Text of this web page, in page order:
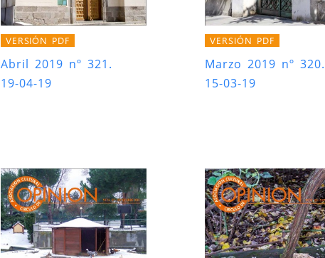
VERSIÓN PDF
Abril 2019 nº 321.
19-04-19
VERSIÓN PDF
Marzo 2019 nº 320.
15-03-19